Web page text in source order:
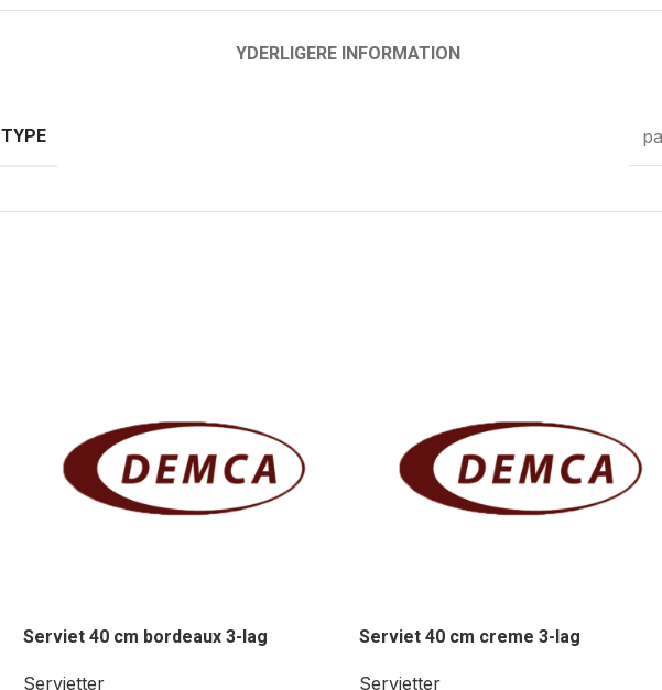
YDERLIGERE INFORMATION
TYPE
Serviet 40 cm bordeaux 3-lag
Servietter
Serviet 40 cm creme 3-lag
Servietter